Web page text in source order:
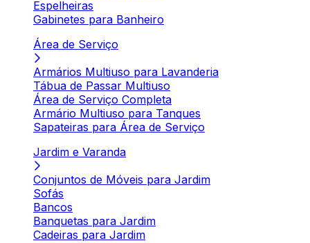
Espelheiras
Gabinetes para Banheiro
Área de Serviço
Armários Multiuso para Lavanderia
Tábua de Passar Multiuso
Área de Serviço Completa
Armário Multiuso para Tanques
Sapateiras para Área de Serviço
Jardim e Varanda
Conjuntos de Móveis para Jardim
Sofás
Bancos
Banquetas para Jardim
Cadeiras para Jardim